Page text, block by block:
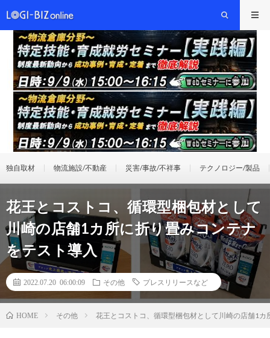
独自取材 物流施設/不動産 災害/事故/不祥事 テクノロジー/製品
花王とコストコ、循環型梱包材として
川崎の店舗1カ所に折り畳みコンテナ
をテスト導入
2022.07.20 06:00:09 その他 プレスリリースなど
HOME その他 花王とコストコ、循環型梱包材として川崎の店舗1